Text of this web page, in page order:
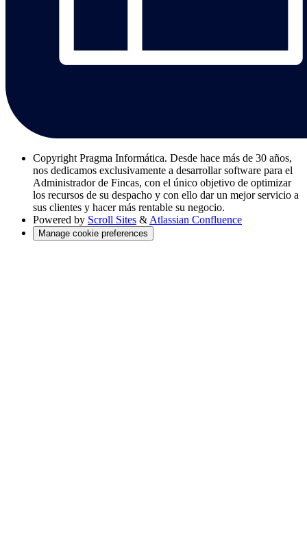
Copyright Pragma Informática. Desde hace más de 30 años,
nos dedicamos exclusivamente a desarrollar software para el
Administrador de Fincas, con el único objetivo de optimizar
los recursos de su despacho y con ello dar un mejor servicio a
sus clientes y hacer más rentable su negocio.
Powered by Scroll Sites & Atlassian Confluence
Manage cookie preferences